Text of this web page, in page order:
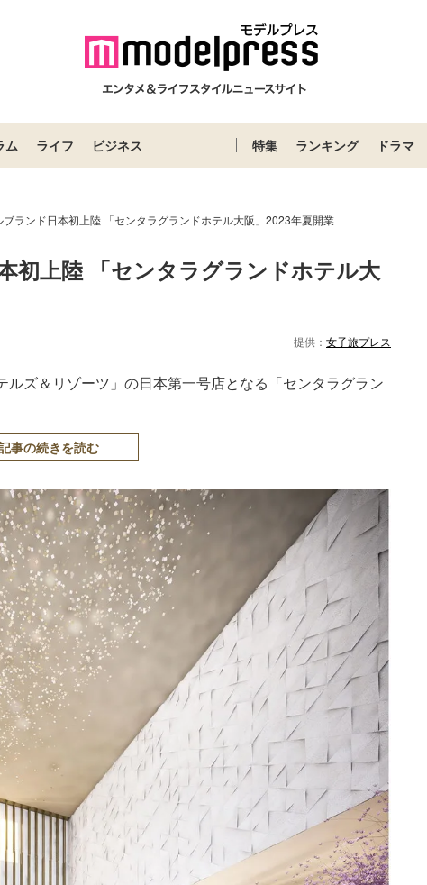
ム ライフ ビジネス 特集 ランキング ドラマ
ランド日本初上陸 「センタラグランドホテル大阪」2023年夏開業
初上陸 「センタラグランドホテル大
提供： 女子旅プレス
ズ＆リゾーツ」の日本第⼀号店となる「センタラグラン
事の続きを読む